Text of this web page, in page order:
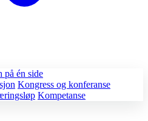
på én side
Kongress og konferanse
Kompetanse